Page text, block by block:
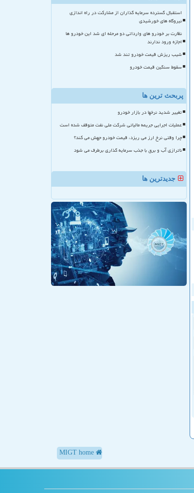
استقبال گسترده سرمایه گذاران از مشارکت در راه اندازی
نیروگاه های خورشیدی
نظارت بر خودرو های وارداتی دو مرحله ای شد این خودرو ها
اجازه ورود ندارند
شیب ریزش قیمت خودرو تند شد
سقوط سنگین قیمت خودرو
پربحث ترین ها
تغییر شدید نرخها در بازار خودرو
عملیات اجرایی جریمه مالیاتی شرکت ملی نفت متوقف شده است
چرا وقتی نرخ ارز می ریزد، قیمت خودرو جهش می کند؟
ناترازی آب و برق با جذب سرمایه گذاری برطرف می شود
جدیدترین ها